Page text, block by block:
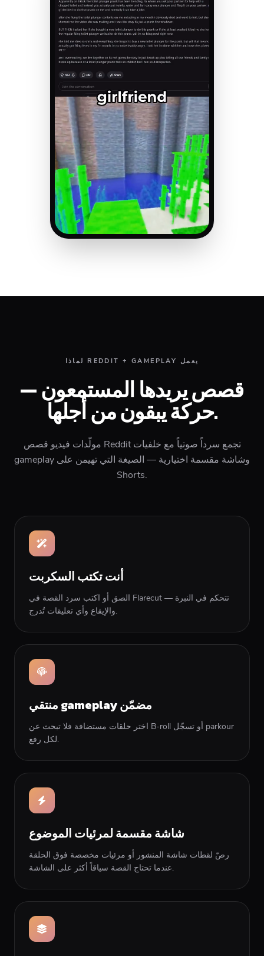
لماذا REDDIT + GAMEPLAY يعمل
قصص يريدها المستمعون —
حركة يبقون من أجلها.
مولّدات فيديو قصص Reddit تجمع سرداً صوتياً مع خلفيات
gameplay وشاشة مقسمة اختيارية — الصيغة التي تهيمن على
Shorts.
أنت تكتب السكربت
الصق أو اكتب سرد القصة في Flarecut — تتحكم في النبرة
والإيقاع وأي تعليقات تُدرج.
منتقي gameplay مضمّن
اختر حلقات مستضافة فلا تبحث عن B-roll أو تسجّل parkour
لكل رفع.
شاشة مقسمة لمرئيات الموضوع
رصّ لقطات شاشة المنشور أو مرئيات مخصصة فوق الحلقة
عندما تحتاج القصة سياقاً أكثر على الشاشة.